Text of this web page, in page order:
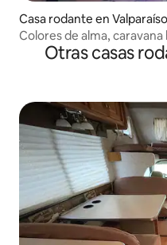
Casa rodante en Valparaíso
Colores de alma,
olvidar tu experiencia.
Otras casas